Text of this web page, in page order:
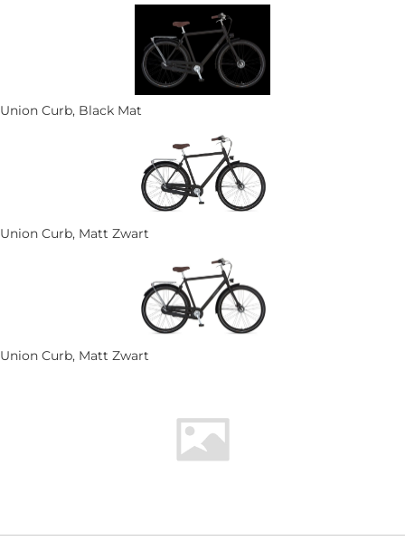
Union Curb, Black Mat
Union Curb, Matt Zwart
Union Curb, Matt Zwart